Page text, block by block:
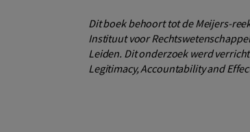
Dit boek behoort tot de Meijers-
Instituut voor
Leiden. Dit onderzoek werd
Legitimacy, Accountability and